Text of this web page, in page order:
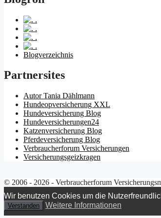
.
.
.
.
Blogverzeichnis
Partnersites
Autor Tania Dählmann
Hundeopversicherung XXL
Hundeversicherung Blog
Hundeversicherungen24
Katzenversicherung Blog
Pferdeversicherung Blog
Verbraucherforum Versicherungen
Versicherungsgeizkragen
© 2006 - 2026 - Verbraucherforum
Wir benutzen Cookies um die
Verstanden Weitere Informationen